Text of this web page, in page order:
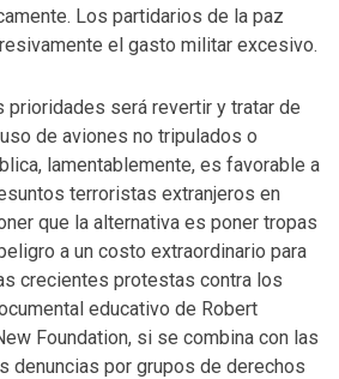
Los partidarios de la paz
el gasto militar excesivo.
prioridades será revertir y tratar de
de aviones no tripulados o
lamentablemente, es favorable a
terroristas extranjeros en
que la alternativa es poner tropas
a un costo extraordinario para
crecientes protestas contra los
educativo de Robert
Foundation, si se combina con las
denuncias por grupos de derechos